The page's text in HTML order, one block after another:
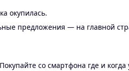
окупилась.
предложения — на главной
со смартфона где и когда